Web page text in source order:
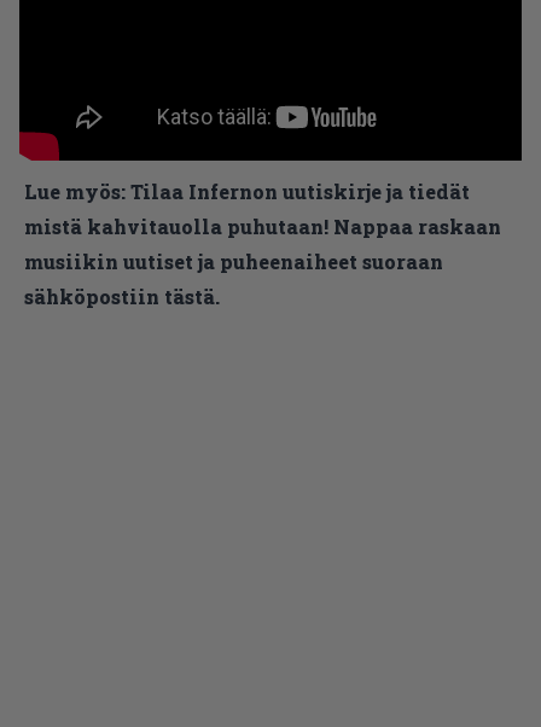
Lue myös:Tilaa Infernon uutiskirje ja tiedät
mistä kahvitauolla puhutaan! Nappaa raskaan
musiikin uutiset ja puheenaiheet suoraan
sähköpostiin tästä.